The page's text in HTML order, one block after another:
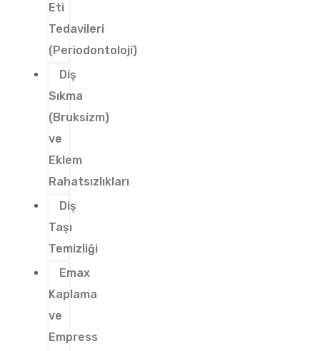
Eti
Tedavileri
(Periodontoloji)
Diş
Sıkma
(Bruksizm)
ve
Eklem
Rahatsızlıkları
Diş
Taşı
Temizliği
Emax
Kaplama
ve
Empress